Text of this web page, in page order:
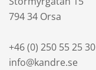
794 34 Orsa
+46 (0) 250 55 25 30
info@kandre.se